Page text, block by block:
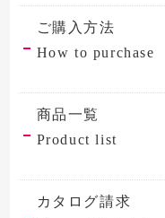
ご購入方法
How to purchase
商品一覧
Product list
カタログ請求